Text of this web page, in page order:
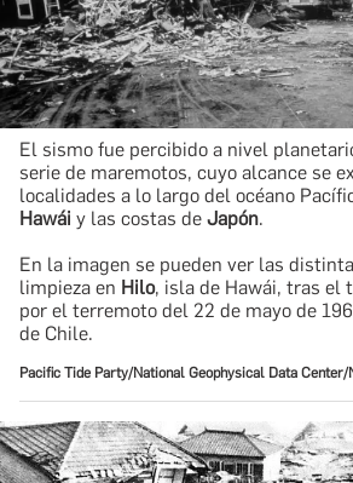
El sismo fue percibido a nivel
serie de maremotos, cuyo alcance se
localidades a lo largo del océano
Hawái y las costas de Japón.
En la imagen se pueden ver las
limpieza en Hilo, isla de Hawái, tras el
por el terremoto del 22 de mayo de
de Chile.
Pacific Tide Party/National Geophysical Data Center/